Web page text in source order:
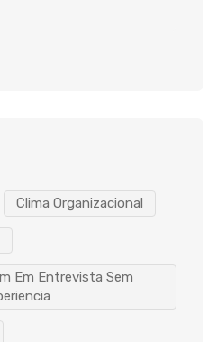
Clima Organizacional
Em Entrevista Sem